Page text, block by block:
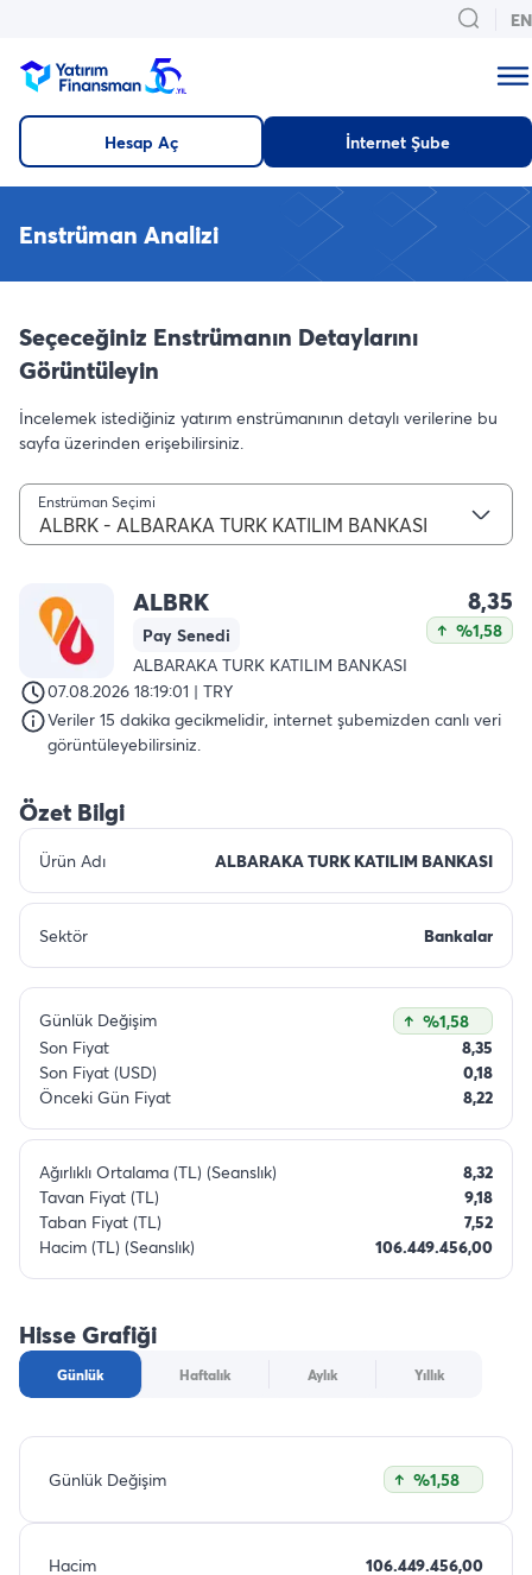
EN
Hesap Aç İnternet Şube
Enstrüman Analizi
Seçeceğiniz Enstrümanın Detaylarını
Görüntüleyin
İncelemek istediğiniz yatırım enstrümanının detaylı verilerine bu
sayfa üzerinden erişebilirsiniz.
Enstrüman Seçimi
ALBRK - ALBARAKA TURK KATILIM BANKASI
ALBRK
Pay Senedi
ALBARAKA TURK KATILIM BANKASI
8,35
%1,58
07.08.2026 18:19:01 | TRY
Veriler 15 dakika gecikmelidir, internet şubemizden canlı veri
görüntüleyebilirsiniz.
Özet Bilgi
Ürün Adı ALBARAKA TURK KATILIM BANKASI
Sektör Bankalar
Günlük Değişim
%1,58
Son Fiyat
8,35
Son Fiyat (USD)
0,18
Önceki Gün Fiyat
8,22
Ağırlıklı Ortalama (TL) (Seanslık)
8,32
Tavan Fiyat (TL)
9,18
Taban Fiyat (TL)
7,52
Hacim (TL) (Seanslık)
106.449.456,00
Hisse Grafiği
Günlük Haftalık Aylık Yıllık
Günlük Değişim %1,58
Hacim 106.449.456,00